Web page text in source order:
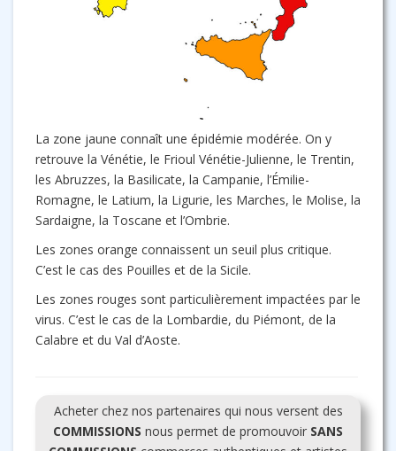
La zone jaune connaît une épidémie modérée. On y
retrouve la Vénétie, le Frioul Vénétie-Julienne, le Trentin,
les Abruzzes, la Basilicate, la Campanie, l’Émilie-
Romagne, le Latium, la Ligurie, les Marches, le Molise, la
Sardaigne, la Toscane et l’Ombrie.
Les zones orange connaissent un seuil plus critique.
C’est le cas des Pouilles et de la Sicile.
Les zones rouges sont particulièrement impactées par le
virus. C’est le cas de la Lombardie, du Piémont, de la
Calabre et du Val d’Aoste.
Acheter chez nos partenaires qui nous versent des
COMMISSIONS nous permet de promouvoir SANS